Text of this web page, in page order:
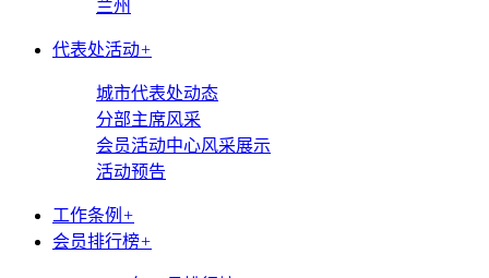
兰州
代表处活动+
城市代表处动态
分部主席风采
会员活动中心风采展示
活动预告
工作条例 +
会员排行榜+